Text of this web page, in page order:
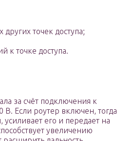
точек доступа;
к точке доступа.
за счёт подключения к
В. Если роутер включен, тогда
его и передает на
увеличению